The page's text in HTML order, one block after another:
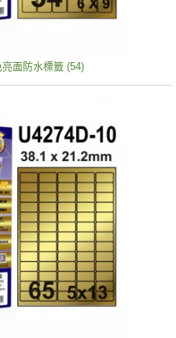
面防水標籤 (54)